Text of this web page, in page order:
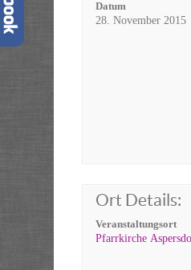
Datum
28. November 2015
Ort Details:
Veranstaltungsort
Pfarrkirche